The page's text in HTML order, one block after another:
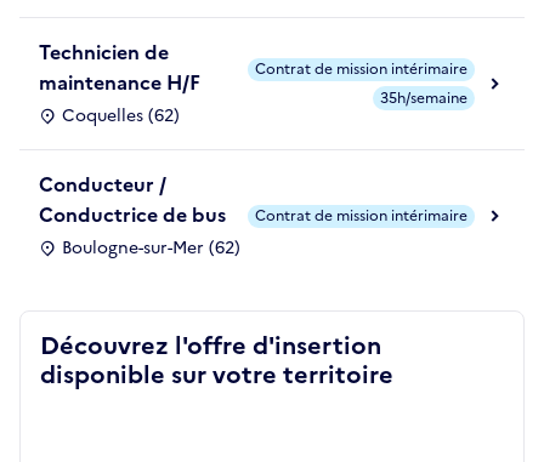
Technicien de
maintenance H/F
Coquelles (62)
Contrat de mission intérimaire
35h/semaine
Conducteur /
Conductrice de bus
Boulogne-sur-Mer (62)
Contrat de mission intérimaire
Découvrez l'offre d'insertion
disponible sur votre territoire